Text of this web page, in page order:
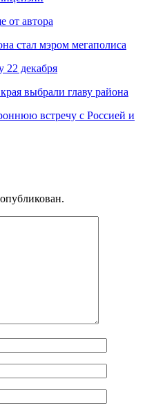
от автора
стал мэром мегаполиса
22 декабря
выбрали главу района
встречу с Россией и